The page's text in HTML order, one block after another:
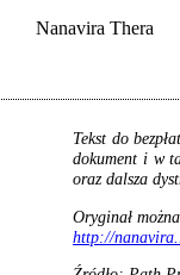
Nanavira Thera
Tekst do
dokument i w
oraz dalsza
Oryginał
http://